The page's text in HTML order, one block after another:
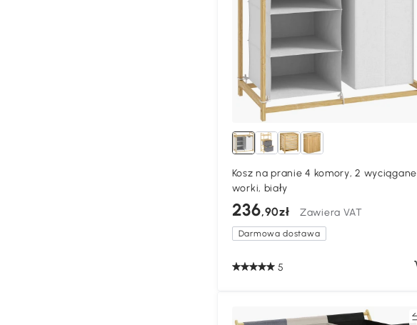
Kosz na pranie 4 komory, 2 wyciągane
worki, biały
236,90zł Zawiera VAT
Darmowa dostawa
5
Porównywać